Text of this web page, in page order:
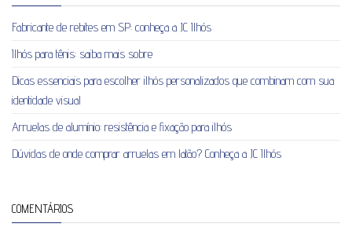
Fabricante de rebites em SP: conheça a JC Ilhós
Ilhós para tênis: saiba mais sobre
Dicas essenciais para escolher ilhós personalizados que combinam com sua
identidade visual
Arruelas de alumínio: resistência e fixação para ilhós
Dúvidas de onde comprar arruelas em latão? Conheça a JC Ilhós
COMENTÁRIOS